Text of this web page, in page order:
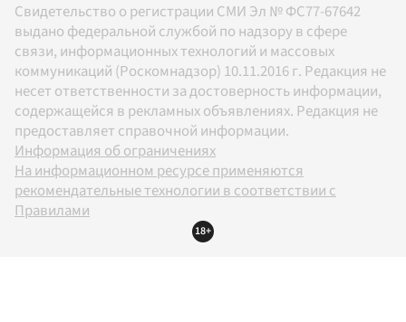
Свидетельство о регистрации СМИ Эл № ФС77-67642
выдано федеральной службой по надзору в сфере
связи, информационных технологий и массовых
коммуникаций (Роскомнадзор) 10.11.2016 г. Редакция не
несет ответственности за достоверность информации,
содержащейся в рекламных объявлениях. Редакция не
предоставляет справочной информации.
Информация об ограничениях
На информационном ресурсе применяются
рекомендательные технологии в соответствии с
Правилами
18+